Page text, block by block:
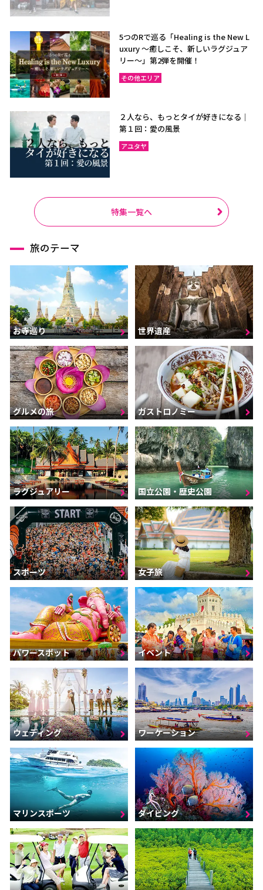
5つのRで巡る「Healing is the New L
uxury ～癒しこそ、新しいラグジュア
リー〜」第2弾を開催！
その他エリア
２人なら、もっとタイが好きになる｜
第１回：愛の風景
アユタヤ
特集一覧へ
旅のテーマ
お寺巡り 世界遺産
グルメの旅 ガストロノミー
ラグジュアリー 国立公園・歴史公園
スポーツ 女子旅
パワースポット イベント
ウェディング ワーケーション
マリンスポーツ ダイビング